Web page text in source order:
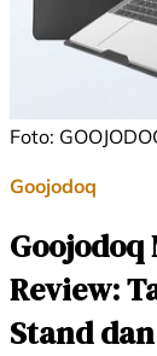
Foto:
Goojodoq
Review:
Stand